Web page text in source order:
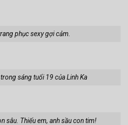
phục sexy gợi cảm.
sáng tuổi 19 của Linh Ka
sâu. Thiếu em, anh sầu con tim!